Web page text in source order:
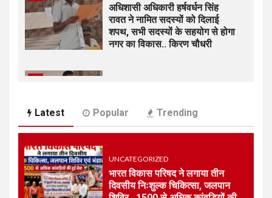
अधिशासी अधिकारी हर्षवर्धन सिंह
रावत ने नामित सदस्यों को दिलाई
शपथ, सभी सदस्यों के सहयोग से होगा
नगर का विकास.. किरण चौधरी
ने नामित सदस्यों को दिलाई शपथ, सभी
सदस्यों के सहयोग से होगा झबरेड़ा का
विकास..किरण चौधरी
7
UNCATEGORIZED
रेलवे स्टेशन रुड़की पर मिलीं दो
Latest Popular Trending
UNCATEGORIZED
भारत विकास परिषद ने लगाया तीन
दिवसीय निःशुल्क चिकित्सा, जलपान